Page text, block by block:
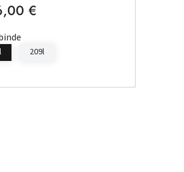
Preis:
€
209l